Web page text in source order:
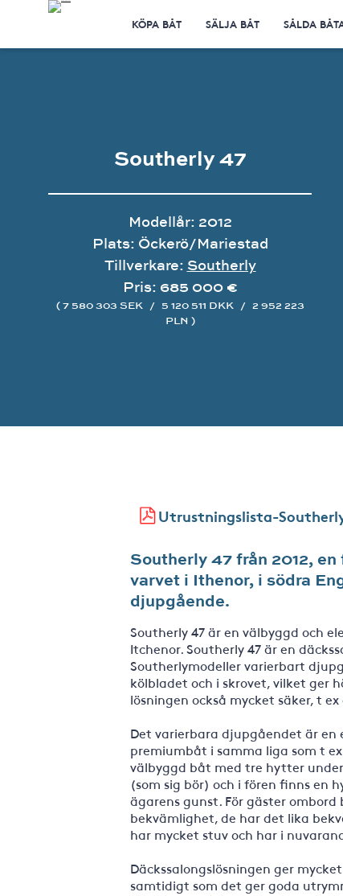
KÖPA BÅT SÄLJA BÅT SÅLDA
Southerly 47
Modellår: 2012
Plats: Öckerö/Mariestad
Tillverkare: Southerly
Pris: 685 000 €
( 7 580 303 SEK / 5 120 511 DKK / 2 952 223
PLN )
Utrustningslista-
Southerly 47 från 2012,
varvet i Ithenor, i södra
djupgående.
Southerly 47 är en välbyggd och
Itchenor. Southerly 47 är en
Southerlymodeller varierbart
kölbladet och i skrovet, vilket ger
lösningen också mycket säker, t
Det varierbara djupgåendet är en
premiumbåt i samma liga som t
välbyggd båt med tre hytter
(som sig bör) och i fören finns
ägarens gunst. För gäster
bekvämlighet, de har det lika
har mycket stuv och har i
Däckssalongslösningen ger
samtidigt som det ger goda